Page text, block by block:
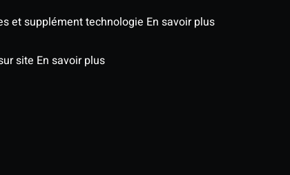
et supplément technologie En savoir plus
site En savoir plus